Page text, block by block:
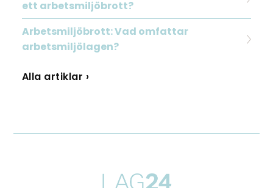
ett arbetsmiljöbrott?
Arbetsmiljöbrott: Vad omfattar
arbetsmiljölagen?
Alla artiklar ›